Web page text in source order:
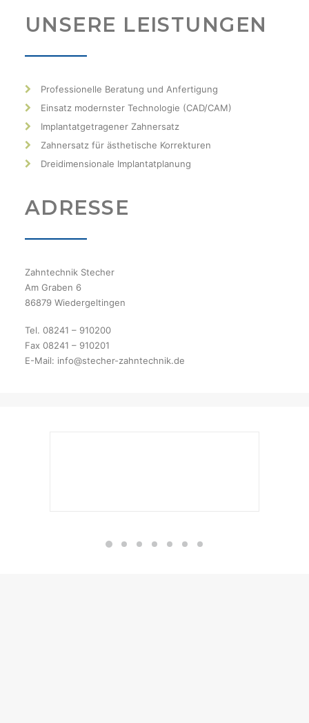
UNSERE LEISTUNGEN
Professionelle Beratung und Anfertigung
Einsatz modernster Technologie (CAD/CAM)
Implantatgetragener Zahnersatz
Zahnersatz für ästhetische Korrekturen
Dreidimensionale Implantatplanung
ADRESSE
Zahntechnik Stecher
Am Graben 6
86879 Wiedergeltingen
Tel. 08241 – 910200
Fax 08241 – 910201
E-Mail: info@stecher-zahntechnik.de